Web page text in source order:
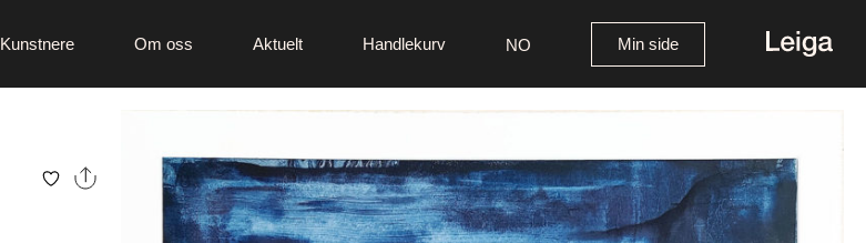
Kunstnere Om oss Aktuelt Handlekurv NO Min side